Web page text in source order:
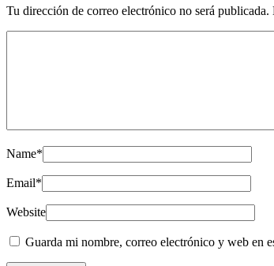
Tu dirección de correo electrónico no será publicada.
Name*
Email*
Website
Guarda mi nombre, correo electrónico y web en